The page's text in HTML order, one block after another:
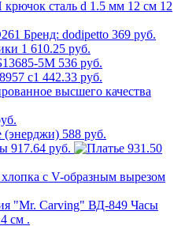
369 руб.
1 610.25 руб.
536 руб.
442.33 руб.
588 руб.
917.64 руб.
931.50